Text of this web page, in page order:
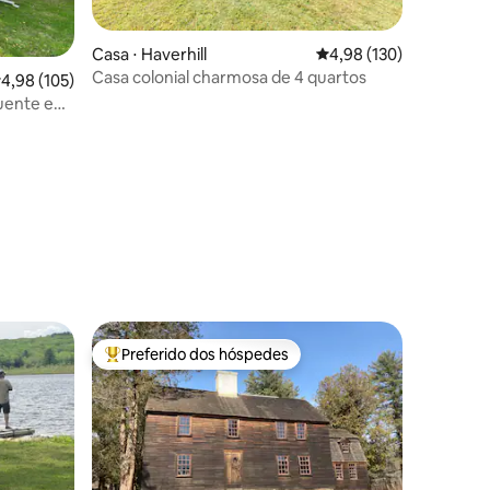
de uma avaliação média de 5, 105 avaliações
4,98 (105)
e
Casa ⋅ Haverhill 4,98 de uma avaliação
4,98 (130)
Casa colonial charmosa de 4 quartos
Entre os melhores preferidos dos hóspedes
Preferido dos hóspedes